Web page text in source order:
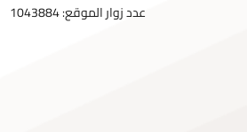
عدد زوار الموقع:1043884